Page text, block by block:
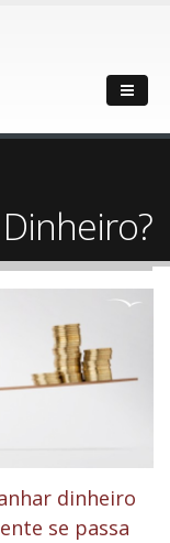
dinheiro
se passa